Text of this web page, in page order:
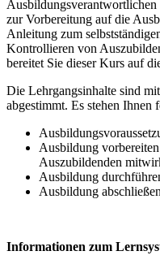
zur Vorbereitung auf die
Anleitung zum
Kontrollieren von
bereitet Sie dieser Kurs auf
Die Lehrgangsinhalte sind
abgestimmt. Es stehen
Ausbildung
Auszubildenden
Ausbildung
Ausbildung
Informationen zum